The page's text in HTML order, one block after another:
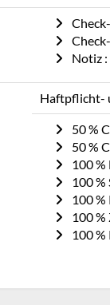
Notiz
Haftpflicht-
50 %
50 %
100
100 %
100
100
100